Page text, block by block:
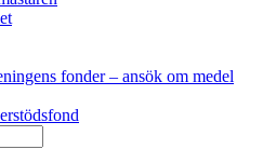
fonder – ansök om medel